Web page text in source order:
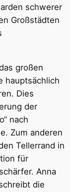
schwerer
Großstädten
großen
hauptsächlich
Dies
der
nach
Zum anderen
Tellerrand in
für
Anna
die